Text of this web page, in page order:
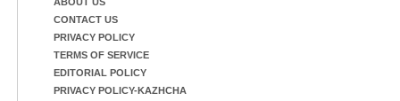
CONTACT US
PRIVACY POLICY
TERMS OF SERVICE
EDITORIAL POLICY
PRIVACY POLICY-KAZHCHA